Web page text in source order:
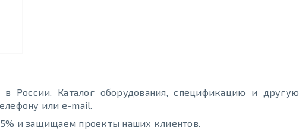
Каталог оборудования, спецификацию и другую
или e-mail.
и защищаем проекты наших клиентов.